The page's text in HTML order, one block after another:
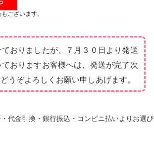
ございます。
おりましたが、７月３０日より発送
おりますお客様へは、発送が完了次
うぞよろしくお願い申しあげます。
代金引換・銀行振込・コンビニ払いよりお選び